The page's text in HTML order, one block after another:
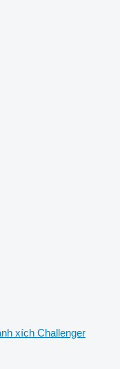
xích Challenger